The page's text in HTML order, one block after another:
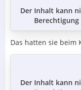
Der Inhalt kann
Das hatten sie beim
Der Inhalt kann